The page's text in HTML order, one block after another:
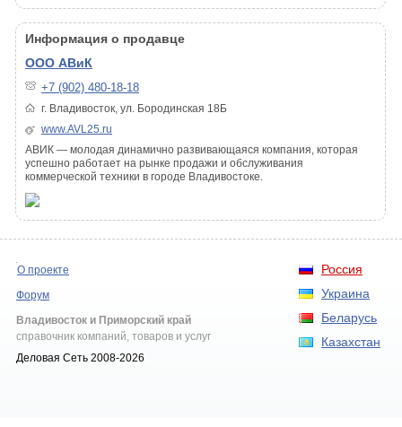
Информация о продавце
ООО АВиК
+7 (902) 480-18-18
г. Владивосток, ул. Бородинская 18Б
www.AVL25.ru
АВИК — молодая динамично развивающаяся компания, которая
успешно работает на рынке продажи и обслуживания
коммерческой техники в городе Владивостоке.
Россия
Украина
Беларусь
Казахстан
О проекте
Форум
Владивосток и Приморский край
справочник компаний, товаров и услуг
Деловая Сеть 2008-2026